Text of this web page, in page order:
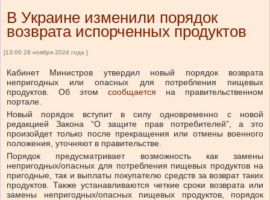
В Украине изменили порядок
возврата испорченных продуктов
[13:00 28 ноября 2024 года ]
Кабинет Министров утвердил новый порядок возврата
непригодных или опасных для потребления пищевых
продуктов.
Об этом сообщается
на правительственном
портале.
Новый порядок вступит в силу одновременно с новой
редакцией Закона “О защите прав потребителей”, а это
произойдет только после прекращения или отмены военного
положения, уточняют в правительстве.
Порядок предусматривает возможность как замены
непригодных/опасных для потребления пищевых продуктов на
пригодные, так и выплаты покупателю средств за возврат таких
продуктов. Также устанавливаются четкие сроки возврата или
замены непригодных/опасных пищевых продуктов, порядок